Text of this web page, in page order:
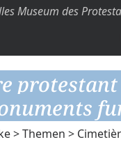
Museum des
protestant
>Themen >